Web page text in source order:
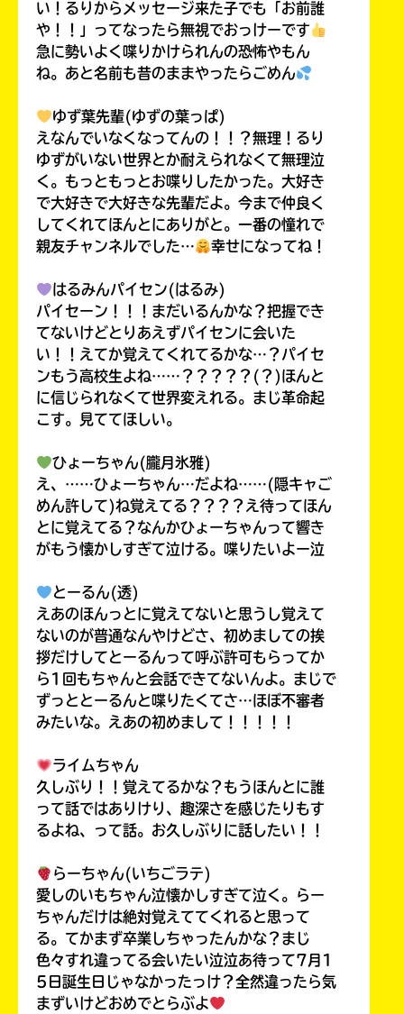
い！るりからメッセージ来た子でも「お前誰
や！！」ってなったら無視でおっけーです
急に勢いよく喋りかけられんの恐怖やもん
ね。あと名前も昔のままやったらごめん
ゆず葉先輩(ゆずの葉っぱ)
えなんでいなくなってんの！！？無理！るり
ゆずがいない世界とか耐えられなくて無理泣
く。もっともっとお喋りしたかった。大好き
で大好きで大好きな先輩だよ。今まで仲良く
してくれてほんとにありがと。一番の憧れで
親友チャンネルでした…
幸せになってね！
はるみんパイセン(はるみ)
パイセーン！！！まだいるんかな？把握でき
てないけどとりあえずパイセンに会いた
い！！えてか覚えてくれてるかな…？パイセ
ンもう高校生よね……？？？？？(？)ほんと
に信じられなくて世界変えれる。まじ革命起
こす。見ててほしい。
ひょーちゃん(朧月氷雅)
え、……ひょーちゃん…だよね……(隠キャご
めん許して)ね覚えてる？？？？え待ってほん
とに覚えてる？なんかひょーちゃんって響き
がもう懐かしすぎて泣ける。喋りたいよー泣
とーるん(透)
えあのほんっとに覚えてないと思うし覚えて
ないのが普通なんやけどさ、初めましての挨
拶だけしてとーるんって呼ぶ許可もらってか
ら1回もちゃんと会話できてないんよ。まじで
ずっととーるんと喋りたくてさ…ほぼ不審者
みたいな。えあの初めまして！！！！！
ライムちゃん
久しぶり！！覚えてるかな？もうほんとに誰
って話ではありけり、趣深さを感じたりもす
るよね、って話。お久しぶりに話したい！！
らーちゃん(いちごラテ)
愛しのいもちゃん泣懐かしすぎて泣く。らー
ちゃんだけは絶対覚えててくれると思って
る。てかまず卒業しちゃったんかな？まじ
色々すれ違ってる会いたい泣泣あ待って7月1
5日誕生日じゃなかったっけ？全然違ったら気
まずいけどおめでとらぶよ